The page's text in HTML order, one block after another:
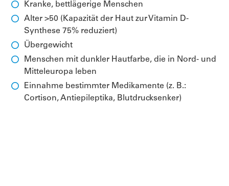
Kranke, bettlägerige Menschen
Alter >50 (Kapazität der Haut zur Vitamin D-
Synthese 75% reduziert)
Übergewicht
Menschen mit dunkler Hautfarbe, die in Nord- und
Mitteleuropa leben
Einnahme bestimmter Medikamente (z. B.:
Cortison, Antiepileptika, Blutdrucksenker)